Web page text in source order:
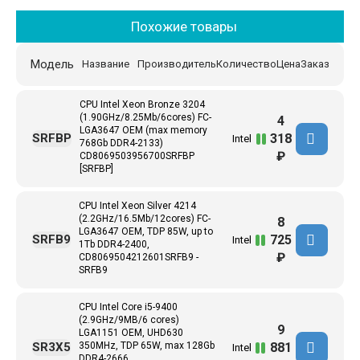
Похожие товары
Название Производитель
Модель КоличествоЦенаЗаказ
CPU Intel Xeon Bronze 3204
(1.90GHz/8.25Mb/6cores) FC-
LGA3647 ОЕМ (max memory
768Gb DDR4-2133)
CD8069503956700SRFBP
[SRFBP]
Intel
SRFBP
4
318
₽
CPU Intel Xeon Silver 4214
(2.2GHz/16.5Mb/12cores) FC-
LGA3647 ОЕМ, TDP 85W, up to
1Tb DDR4-2400,
CD8069504212601SRFB9 -
SRFB9
Intel
SRFB9
8
725
₽
CPU Intel Core i5-9400
(2.9GHz/9MB/6 cores)
LGA1151 OEM, UHD630
350MHz, TDP 65W, max 128Gb
Intel
SR3X5
9
881